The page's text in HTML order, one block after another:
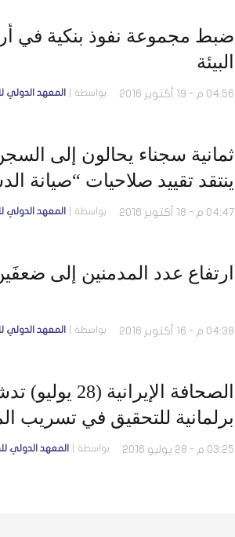
ضبط مجموعة نفوذ بنكية في
البيئة
04:56 م - 19 أكتوبر 2016 بواسطة المعهد الدولي
ثمانية سجناء يحالون إلى
ينتقد تقييد صلاحيات “صيانة
04:47 م - 18 أكتوبر 2016 بواسطة المعهد الدولي
ارتفاع عدد المدمنين إلى
04:38 م - 16 أكتوبر 2016 بواسطة المعهد الدولي
الصحافة
برلمانية للتحقيق في تسريب
03:25 م - 28 يوليو 2016 بواسطة المعهد الدولي